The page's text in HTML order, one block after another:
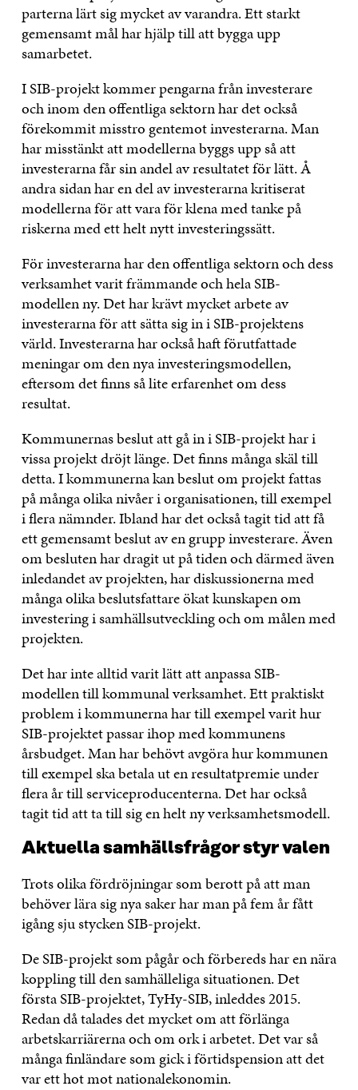
parterna lärt sig mycket av varandra. Ett starkt
gemensamt mål har hjälp till att bygga upp
samarbetet.
I SIB-projekt kommer pengarna från investerare
och inom den offentliga sektorn har det också
förekommit misstro gentemot investerarna. Man
har misstänkt att modellerna byggs upp så att
investerarna får sin andel av resultatet för lätt. Å
andra sidan har en del av investerarna kritiserat
modellerna för att vara för klena med tanke på
riskerna med ett helt nytt investeringssätt.
För investerarna har den offentliga sektorn och dess
verksamhet varit främmande och hela SIB-
modellen ny. Det har krävt mycket arbete av
investerarna för att sätta sig in i SIB-projektens
värld. Investerarna har också haft förutfattade
meningar om den nya investeringsmodellen,
eftersom det finns så lite erfarenhet om dess
resultat.
Kommunernas beslut att gå in i SIB-projekt har i
vissa projekt dröjt länge. Det finns många skäl till
detta. I kommunerna kan beslut om projekt fattas
på många olika nivåer i organisationen, till exempel
i flera nämnder. Ibland har det också tagit tid att få
ett gemensamt beslut av en grupp investerare. Även
om besluten har dragit ut på tiden och därmed även
inledandet av projekten, har diskussionerna med
många olika beslutsfattare ökat kunskapen om
investering i samhällsutveckling och om målen med
projekten.
Det har inte alltid varit lätt att anpassa SIB-
modellen till kommunal verksamhet. Ett praktiskt
problem i kommunerna har till exempel varit hur
SIB-projektet passar ihop med kommunens
årsbudget. Man har behövt avgöra hur kommunen
till exempel ska betala ut en resultatpremie under
flera år till serviceproducenterna. Det har också
tagit tid att ta till sig en helt ny verksamhetsmodell.
Aktuella samhällsfrågor styr valen
Trots olika fördröjningar som berott på att man
behöver lära sig nya saker har man på fem år fått
igång sju stycken SIB-projekt.
De SIB-projekt som pågår och förbereds har en nära
koppling till den samhälleliga situationen. Det
första SIB-projektet, TyHy-SIB, inleddes 2015.
Redan då talades det mycket om att förlänga
arbetskarriärerna och om ork i arbetet. Det var så
många finländare som gick i förtidspension att det
var ett hot mot nationalekonomin.